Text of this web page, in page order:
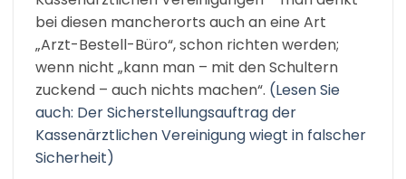
bei diesen mancherorts auch an eine Art
„Arzt-Bestell-Büro“, schon richten werden;
wenn nicht „kann man – mit den Schultern
zuckend – auch nichts machen“. (Lesen Sie
auch: Der Sicherstellungsauftrag der
Kassenärztlichen Vereinigung wiegt in falscher
Sicherheit)